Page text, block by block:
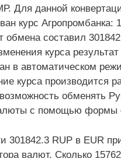
Для данной
курс Агропромбанка:
обмена составил
курса результат
в автоматическом
курса производится
обменять
с помощью формы
301842.3 RUP в EUR
валют. Сколько